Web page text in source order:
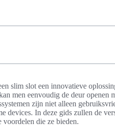
slim slot een innovatieve
men eenvoudig de deur openen
zijn niet alleen
devices. In deze gids zullen de
die ze bieden.